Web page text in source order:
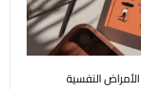
النفسية